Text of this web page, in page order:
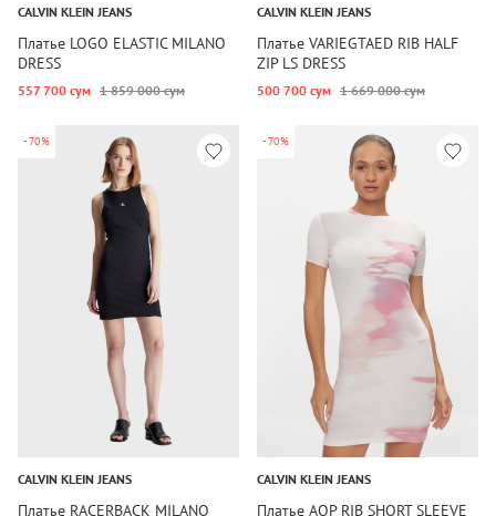
CALVIN KLEIN JEANS
Платье LOGO ELASTIC MILANO
DRESS
557 700 сум 1 859 000 сум
CALVIN KLEIN JEANS
Платье VARIEGTAED RIB HALF
ZIP LS DRESS
500 700 сум 1 669 000 сум
-70%
CALVIN KLEIN JEANS
Платье RACERBACK MILANO
-70%
CALVIN KLEIN JEANS
Платье AOP RIB SHORT SLEEVE